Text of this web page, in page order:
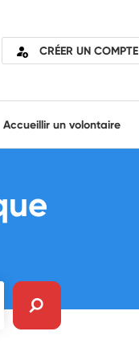
CRÉER UN COMPTE
Accueillir un volontaire